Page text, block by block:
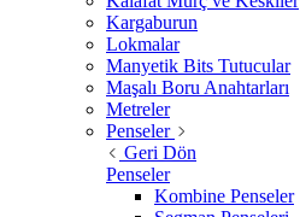
Kargaburun
Lokmalar
Manyetik Bits Tutucular
Maşalı Boru Anahtarları
Metreler
Penseler
Geri Dön
Penseler
Kombine Penseler